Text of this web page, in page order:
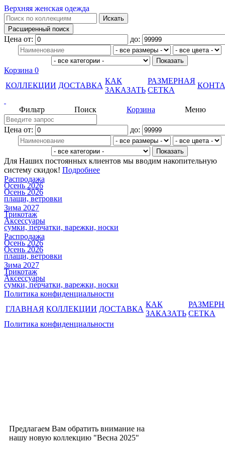
Верхняя женская одежда
Цена от: до:
Корзина 0
КОЛЛЕКЦИИ ДОСТАВКА
КАК
ЗАКАЗАТЬ
РАЗМЕРНАЯ
СЕТКА
Меню
Корзина
Поиск
Фильтр
Цена от: до:
Для Наших постоянных клиентов мы вводим накопительную
систему скидок! Подробнее
Распродажа
Осень 2026
Осень 2026
плащи, ветровки
Зима 2027
Трикотаж
Аксессуары
сумки, перчатки, варежки, носки
Распродажа
Осень 2026
Осень 2026
плащи, ветровки
Зима 2027
Трикотаж
Аксессуары
сумки, перчатки, варежки, носки
Политика конфиденциальности
ГЛАВНАЯ КОЛЛЕКЦИИ ДОСТАВКА
КАК
ЗАКАЗАТЬ СЕТКА
Политика конфиденциальности
Предлагаем Вам обратить внимание на
нашу новую коллекцию "Весна 2025"